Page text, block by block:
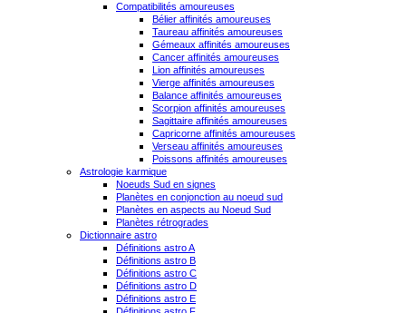
Compatibilités amoureuses
Bélier affinités amoureuses
Taureau affinités amoureuses
Gémeaux affinités amoureuses
Cancer affinités amoureuses
Lion affinités amoureuses
Vierge affinités amoureuses
Balance affinités amoureuses
Scorpion affinités amoureuses
Sagittaire affinités amoureuses
Capricorne affinités amoureuses
Verseau affinités amoureuses
Poissons affinités amoureuses
Astrologie karmique
Noeuds Sud en signes
Planètes en conjonction au noeud sud
Planètes en aspects au Noeud Sud
Planètes rétrogrades
Dictionnaire astro
Définitions astro A
Définitions astro B
Définitions astro C
Définitions astro D
Définitions astro E